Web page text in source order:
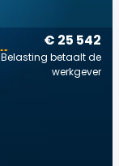
€ 25 542
Belasting betaalt de
werkgever